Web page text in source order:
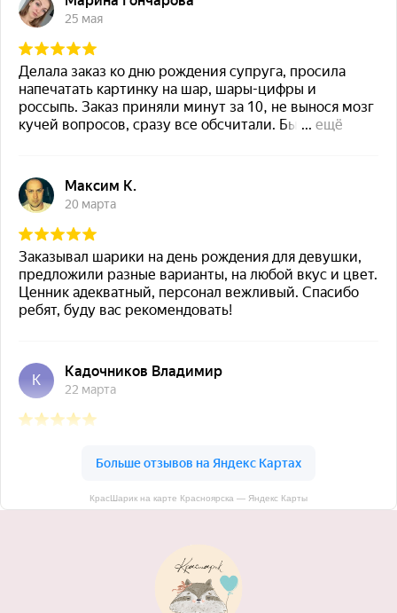
КрасШарик на карте Красноярска — Яндекс Карты